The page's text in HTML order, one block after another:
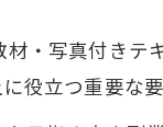
・写真付きテ
役立つ重要な要